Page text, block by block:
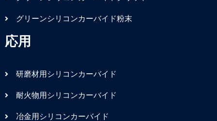
グリーンシリコンカーバイド粉末
応用
研磨材用シリコンカーバイド
耐火物用シリコンカーバイド
冶金用シリコンカーバイド